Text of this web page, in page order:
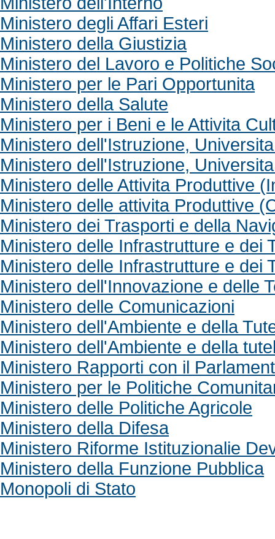
Ministero degli Affari Esteri
Ministero della Giustizia
Ministero del Lavoro e Politiche
Ministero per le Pari Opportunita
Ministero della Salute
Ministero per i Beni e le Attivita
Ministero dell'Istruzione,
Ministero dell'Istruzione,
Ministero delle Attivita Produttive
Ministero delle attivita Produttive
Ministero dei Trasporti e della
Ministero delle Infrastrutture e dei
Ministero delle Infrastrutture e dei
Ministero dell'Innovazione e delle
Ministero delle Comunicazioni
Ministero dell'Ambiente e della
Ministero dell'Ambiente e della
Ministero Rapporti con il
Ministero per le Politiche
Ministero delle Politiche Agricole
Ministero della Difesa
Ministero Riforme Istituzionalie
Ministero della Funzione Pubblica
Monopoli di Stato